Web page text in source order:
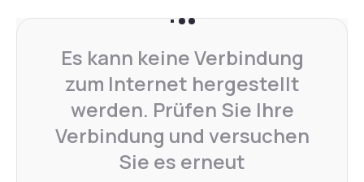
Es kann keine Verbindung
zum Internet hergestellt
werden. Prüfen Sie Ihre
Verbindung und versuchen
Sie es erneut